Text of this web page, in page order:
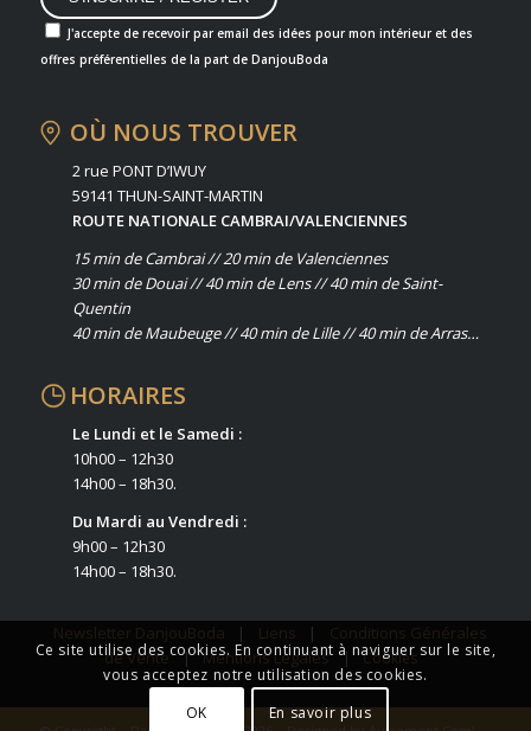
J'accepte de recevoir par email des idées pour mon intérieur et des
offres préférentielles de la part de DanjouBoda
OÙ NOUS TROUVER
2 rue PONT D’IWUY
59141 THUN-SAINT-MARTIN
ROUTE NATIONALE CAMBRAI/VALENCIENNES
15 min de Cambrai // 20 min de Valenciennes
30 min de Douai // 40 min de Lens // 40 min de Saint-
Quentin
40 min de Maubeuge // 40 min de Lille // 40 min de Arras…
HORAIRES
Le Lundi et le Samedi :
10h00 – 12h30
14h00 – 18h30.
Du Mardi au Vendredi :
9h00 – 12h30
14h00 – 18h30.
Newsletter DanjouBoda | Liens |
Conditions Générales
de Vente
| Mentions Légales | Cookies
Ce site utilise des cookies. En continuant à naviguer sur le site,
vous acceptez notre utilisation des cookies.
OK
En savoir plus